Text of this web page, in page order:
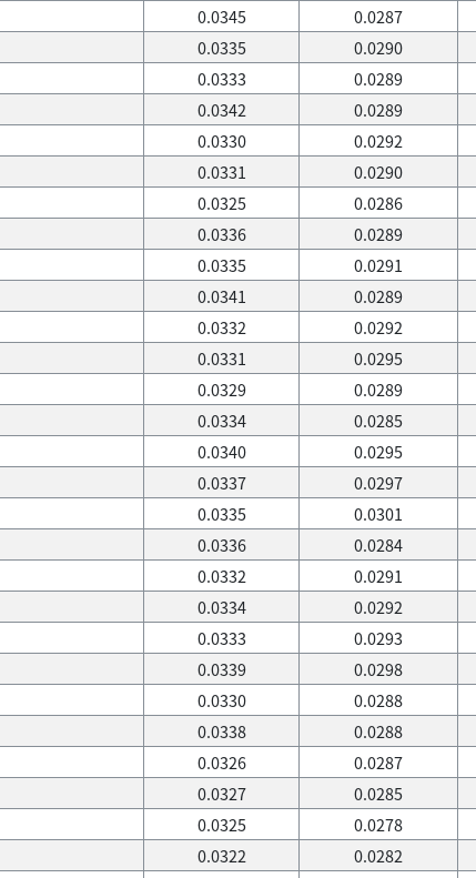
0.0345 0.0287
0.0335 0.0290
0.0333 0.0289
0.0342 0.0289
0.0330 0.0292
0.0331 0.0290
0.0325 0.0286
0.0336 0.0289
0.0335 0.0291
0.0341 0.0289
0.0332 0.0292
0.0331 0.0295
0.0329 0.0289
0.0334 0.0285
0.0340 0.0295
0.0337 0.0297
0.0335 0.0301
0.0336 0.0284
0.0332 0.0291
0.0334 0.0292
0.0333 0.0293
0.0339 0.0298
0.0330 0.0288
0.0338 0.0288
0.0326 0.0287
0.0327 0.0285
0.0325 0.0278
0.0322 0.0282